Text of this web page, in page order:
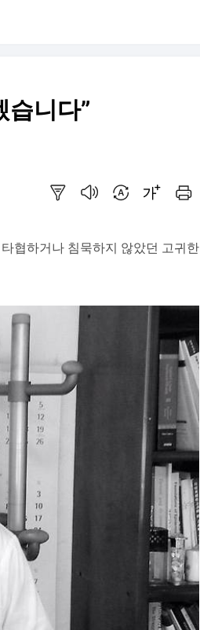
습니다”
협하거나 침묵하지 않았던 고귀한